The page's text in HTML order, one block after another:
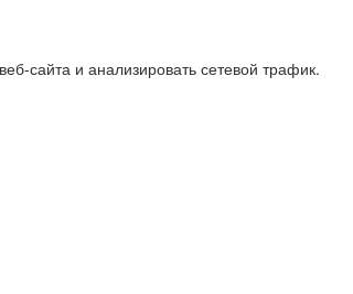
сайта и анализировать сетевой трафик.